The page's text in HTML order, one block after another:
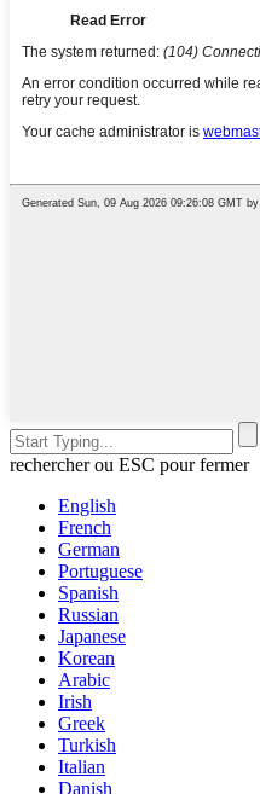
rechercher ou ESC pour fermer
English
French
German
Portuguese
Spanish
Russian
Japanese
Korean
Arabic
Irish
Greek
Turkish
Italian
Danish